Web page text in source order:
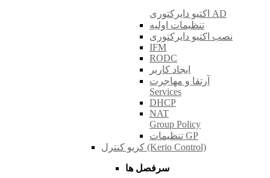
اکتیو دایرکتوری AD
تنظیمات اولیه
نصب اکتیو دایرکتوری
IFM
RODC
ایجاد کاربر
آرتقا و مهاجرت
Services
DHCP
NAT
Group Policy
تنظیمات GP
کریو کنترل (Kerio Control)
سرفصل ها